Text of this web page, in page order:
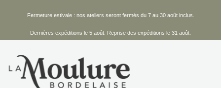
Fermeture estivale : nos ateliers seront fermés du 7 au 30 août inclus.
Dernières expéditions le 5 août. Reprise des expéditions le 31 août.